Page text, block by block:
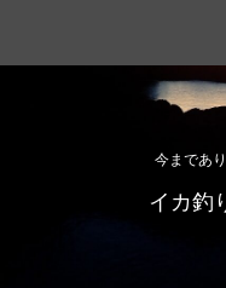
今まであ
イカ釣